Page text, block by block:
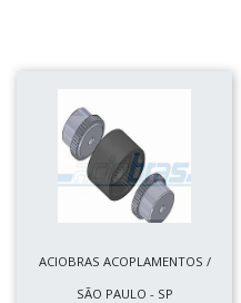
ACIOBRAS ACOPLAMENTOS /
SÃO PAULO - SP